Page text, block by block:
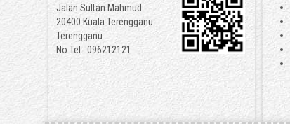
Jalan Sultan Mahmud
20400 Kuala Terengganu
Terengganu
No Tel : 096212121